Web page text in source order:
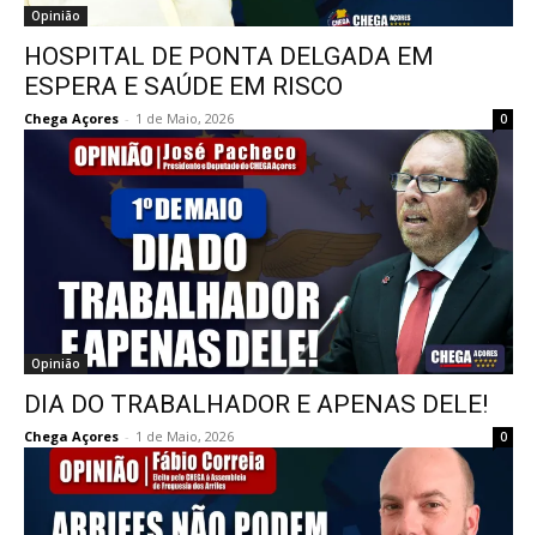
Opinião
HOSPITAL DE PONTA DELGADA EM
ESPERA E SAÚDE EM RISCO
Chega Açores - 1 de Maio, 2026 0
Opinião
DIA DO TRABALHADOR E APENAS DELE!
Chega Açores - 1 de Maio, 2026 0